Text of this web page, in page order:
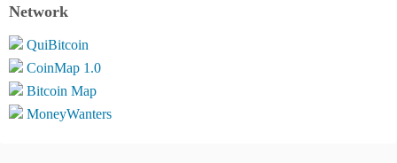
Network
QuiBitcoin
CoinMap 1.0
Bitcoin Map
MoneyWanters